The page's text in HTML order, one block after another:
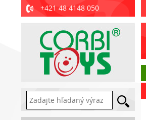
+421 48 4148 050